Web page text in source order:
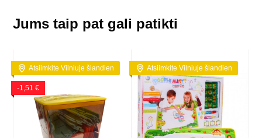
Jums taip pat gali patikti
Atsiimkite Vilniuje šiandien
-1,51 €
Atsiimkite Vilniuje šiandien